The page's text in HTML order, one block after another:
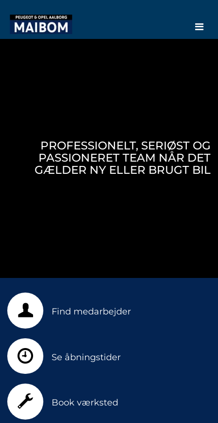
PROFESSIONELT, SERIØST OG
PASSIONERET TEAM NÅR DET
GÆLDER NY ELLER BRUGT BIL
Find medarbejder
Se åbningstider
Book værksted